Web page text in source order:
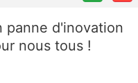
panne d'inovation
nous tous !